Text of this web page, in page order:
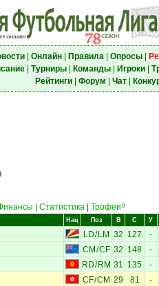
| Онлайн| Правила| Опросы|
| Турниры| Команды| Игроки|
Рейтинги| Форум Чат|
Статистика Трофеи 9
Нац Поз В С У
LD/ LM 32 127 -
CM /CF 32 148 -
RD/ RM 31 135 -
CF/CM 29 81 -